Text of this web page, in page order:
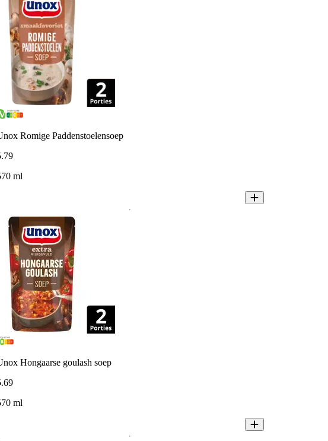
Romige Paddenstoelensoep
.79
ml
Hongaarse goulash soep
.69
ml